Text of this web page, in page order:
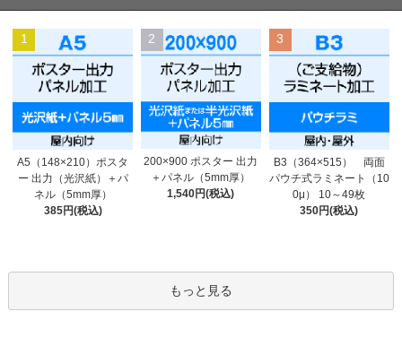
1
A5（148×210）ポスタ
ー 出力（光沢紙）＋パ
ネル（5mm厚）
385円(税込)
2
200×900 ポスター 出力
＋パネル（5mm厚）
1,540円(税込)
3
B3（364×515） 両面
パウチ式ラミネート（10
0μ） 10～49枚
350円(税込)
もっと見る